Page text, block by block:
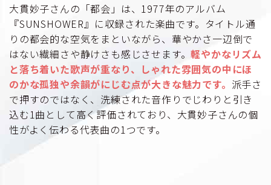
大貫妙子さんの「都会」は、1977年のアルバム
『SUNSHOWER』に収録された楽曲です。タイトル通
りの都会的な空気をまといながら、華やかさ一辺倒で
はない繊細さや静けさも感じさせます。軽やかなリズム
と落ち着いた歌声が重なり、しゃれた雰囲気の中にほ
のかな孤独や余韻がにじむ点が大きな魅力です。 派手さ
で押すのではなく、洗練された音作りでじわりと引き
込む1曲として高く評価されており、大貫妙子さんの個
性がよく伝わる代表曲の1つです。